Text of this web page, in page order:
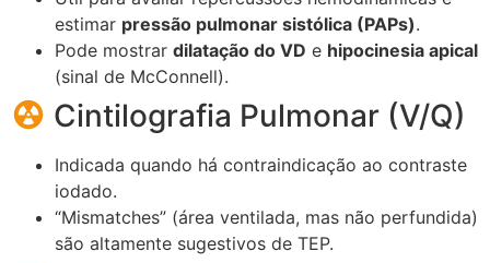
estimar pressão pulmonar sistólica (PAPs).
Pode mostrar dilatação do VD e hipocinesia apical
(sinal de McConnell).
Cintilografia Pulmonar (V/Q)
Indicada quando há contraindicação ao contraste
iodado.
“Mismatches” (área ventilada, mas não perfundida)
são altamente sugestivos de TEP.